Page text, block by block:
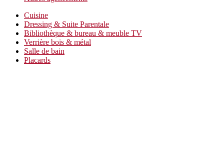
Cuisine
Dressing & Suite Parentale
Bibliothèque & bureau & meuble TV
Verrière bois & métal
Salle de bain
Placards